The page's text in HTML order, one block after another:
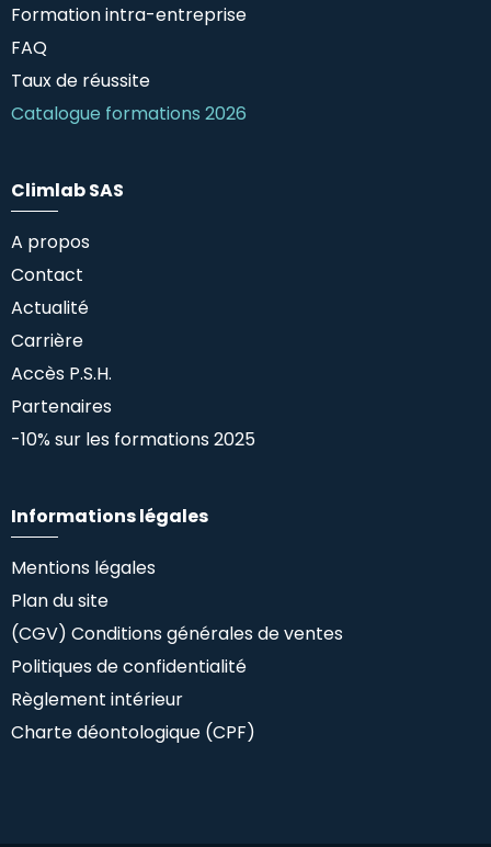
Formation intra-entreprise
FAQ
Taux de réussite
Catalogue formations 2026
Climlab SAS
A propos
Contact
Actualité
Carrière
Accès P.S.H.
Partenaires
-10% sur les formations 2025
Informations légales
Mentions légales
Plan du site
(CGV) Conditions générales de ventes
Politiques de confidentialité
Règlement intérieur
Charte déontologique (CPF)